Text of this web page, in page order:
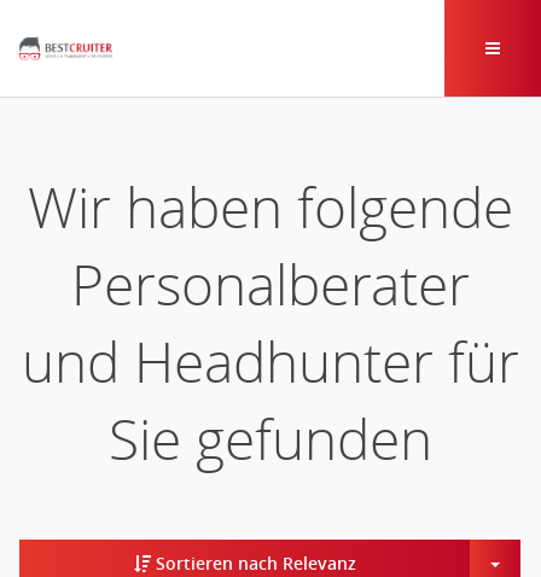
Wir haben folgende
Personalberater
und Headhunter für
Sie gefunden
Sortieren nach Relevanz